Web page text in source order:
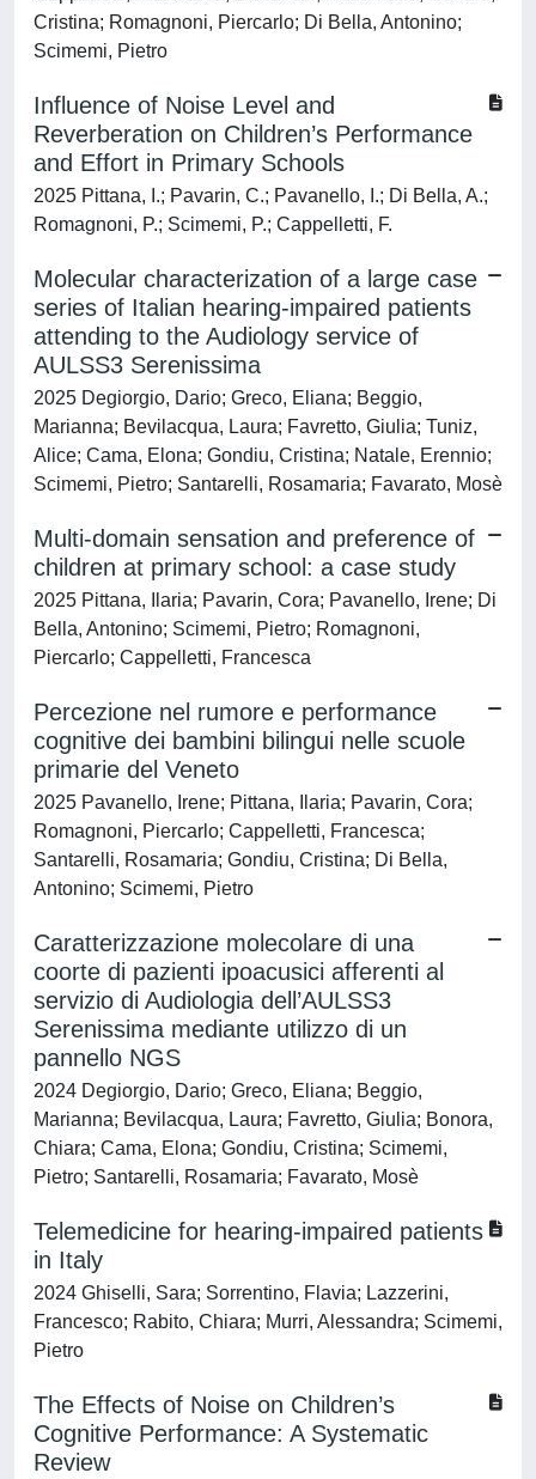
Cristina; Romagnoni, Piercarlo; Di Bella, Antonino;
Scimemi, Pietro
Influence of Noise Level and
Reverberation on Children’s Performance
and Effort in Primary Schools
2025 Pittana, I.; Pavarin, C.; Pavanello, I.; Di Bella, A.;
Romagnoni, P.; Scimemi, P.; Cappelletti, F.
Molecular characterization of a large case
series of Italian hearing-impaired patients
attending to the Audiology service of
AULSS3 Serenissima
2025 Degiorgio, Dario; Greco, Eliana; Beggio,
Marianna; Bevilacqua, Laura; Favretto, Giulia; Tuniz,
Alice; Cama, Elona; Gondiu, Cristina; Natale, Erennio;
Scimemi, Pietro; Santarelli, Rosamaria; Favarato, Mosè
Multi-domain sensation and preference of
children at primary school: a case study
2025 Pittana, Ilaria; Pavarin, Cora; Pavanello, Irene; Di
Bella, Antonino; Scimemi, Pietro; Romagnoni,
Piercarlo; Cappelletti, Francesca
Percezione nel rumore e performance
cognitive dei bambini bilingui nelle scuole
primarie del Veneto
2025 Pavanello, Irene; Pittana, Ilaria; Pavarin, Cora;
Romagnoni, Piercarlo; Cappelletti, Francesca;
Santarelli, Rosamaria; Gondiu, Cristina; Di Bella,
Antonino; Scimemi, Pietro
Caratterizzazione molecolare di una
coorte di pazienti ipoacusici afferenti al
servizio di Audiologia dell’AULSS3
Serenissima mediante utilizzo di un
pannello NGS
2024 Degiorgio, Dario; Greco, Eliana; Beggio,
Marianna; Bevilacqua, Laura; Favretto, Giulia; Bonora,
Chiara; Cama, Elona; Gondiu, Cristina; Scimemi,
Pietro; Santarelli, Rosamaria; Favarato, Mosè
Telemedicine for hearing-impaired patients
in Italy
2024 Ghiselli, Sara; Sorrentino, Flavia; Lazzerini,
Francesco; Rabito, Chiara; Murri, Alessandra; Scimemi,
Pietro
The Effects of Noise on Children’s
Cognitive Performance: A Systematic
Review